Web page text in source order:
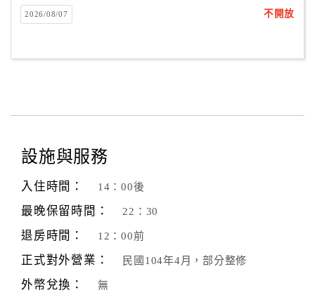
旅
劃
商
宣
傳
2026/08/07 不開放
設施與服務
入住時間： 14：00後
最晚保留時間： 22：30
退房時間： 12：00前
正式對外營業： 民國104年4月，部分整修
外幣兌換： 無